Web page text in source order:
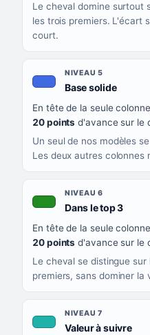
Le cheval domine surtout
les trois premiers. L'écart
court.
NIVEAU 5
Base solide,
En tête de la seule colonne
20 points d'avance sur le
Un seul de nos modèles
Les deux autres colonnes
NIVEAU 6
Dans le top 3,
En tête de la seule colonne
20 points d'avance sur le
Le cheval se distingue
premiers, sans dominer la
NIVEAU 7
Valeur à suivre,